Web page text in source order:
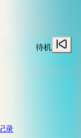
待机
录